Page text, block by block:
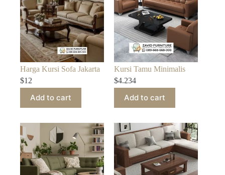
Harga Kursi Sofa Jakarta
$12
Add to cart
Kursi Tamu Minimalis
$4.234
Add to cart